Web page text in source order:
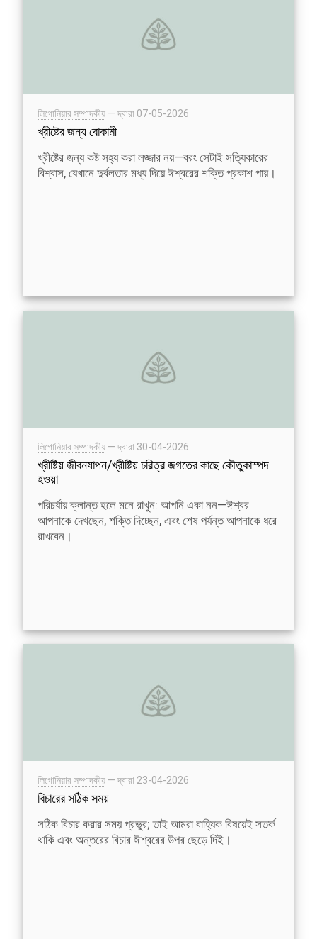
লিগোনিয়ার সম্পাদকীয় — দ্বারা 07-05-2026
খ্রীষ্টের জন্য বোকামী
খ্রীষ্টের জন্য কষ্ট সহ্য করা লজ্জার নয়—বরং সেটাই সত্যিকারের
বিশ্বাস, যেখানে দুর্বলতার মধ্য দিয়ে ঈশ্বরের শক্তি প্রকাশ পায়।
লিগোনিয়ার সম্পাদকীয় — দ্বারা 30-04-2026
খ্রীষ্টিয় জীবনযাপন/খ্রীষ্টিয় চরিত্র জগতের কাছে কৌতুকাস্পদ
হওয়া
পরিচর্যায় ক্লান্ত হলে মনে রাখুন: আপনি একা নন—ঈশ্বর
আপনাকে দেখছেন, শক্তি দিচ্ছেন, এবং শেষ পর্যন্ত আপনাকে ধরে
রাখবেন।
লিগোনিয়ার সম্পাদকীয় — দ্বারা 23-04-2026
বিচারের সঠিক সময়
সঠিক বিচার করার সময় প্রভুর; তাই আমরা বাহ্যিক বিষয়েই সতর্ক
থাকি এবং অন্তরের বিচার ঈশ্বরের উপর ছেড়ে দিই।